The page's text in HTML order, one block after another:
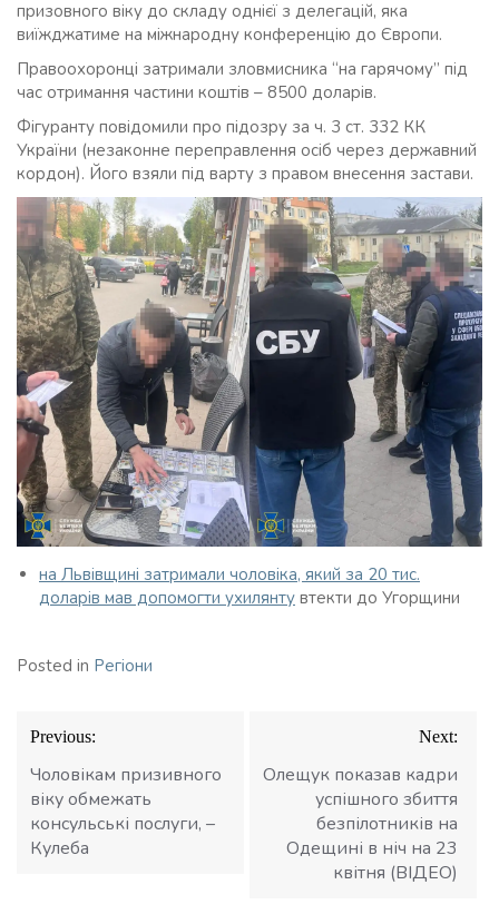
призовного віку до складу однієї з делегацій, яка
виїжджатиме на міжнародну конференцію до Європи.
Правоохоронці затримали зловмисника “на гарячому” під
час отримання частини коштів – 8500 доларів.
Фігуранту повідомили про підозру за ч. 3 ст. 332 КК
України (незаконне переправлення осіб через державний
кордон). Його взяли під варту з правом внесення застави.
на Львівщині затримали чоловіка, який за 20 тис.
доларів мав допомогти ухилянту втекти до Угорщини
Posted in Регіони
Навігація
записів
Previous:
Чоловікам призивного
віку обмежать
консульські послуги, –
Кулеба
Next:
Олещук показав кадри
успішного збиття
безпілотників на
Одещині в ніч на 23
квітня (ВІДЕО)